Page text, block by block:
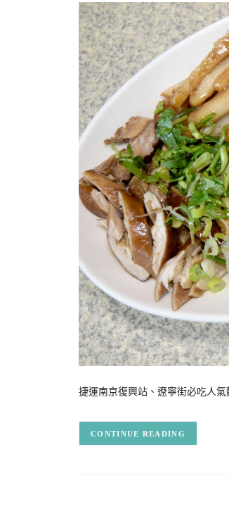
捷運南京復興站、遼寧街必吃人
CONTINUE READING